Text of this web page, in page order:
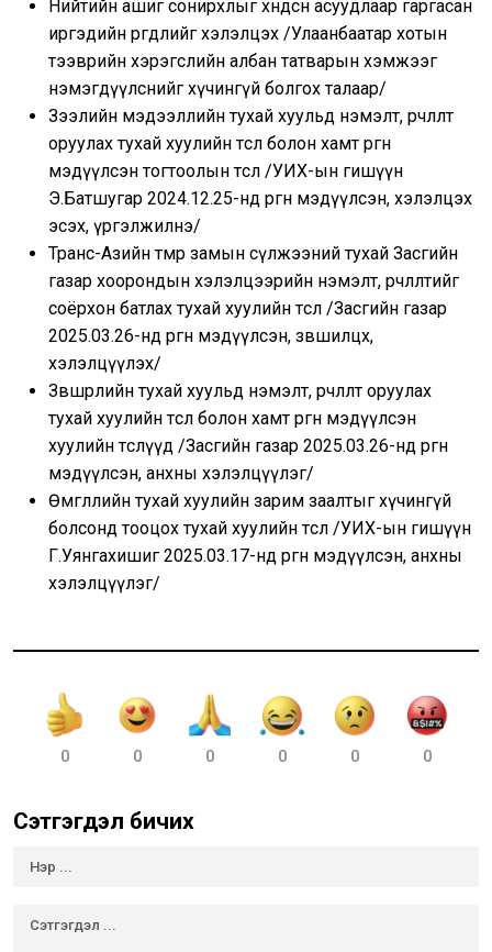
Нийтийн ашиг сонирхлыг хөндсөн асуудлаар гаргасан
иргэдийн өргөдлийг хэлэлцэх /Улаанбаатар хотын
тээврийн хэрэгслийн албан татварын хэмжээг
нэмэгдүүлснийг хүчингүй болгох талаар/
Зээлийн мэдээллийн тухай хуульд нэмэлт, өөрчлөлт
оруулах тухай хуулийн төсөл болон хамт өргөн
мэдүүлсэн тогтоолын төсөл /УИХ-ын гишүүн
Э.Батшугар 2024.12.25-нд өргөн мэдүүлсэн, хэлэлцэх
эсэх, үргэлжилнэ/
Транс-Азийн төмөр замын сүлжээний тухай Засгийн
газар хоорондын хэлэлцээрийн нэмэлт, өөрчлөлтийг
соёрхон батлах тухай хуулийн төсөл /Засгийн газар
2025.03.26-нд өргөн мэдүүлсэн, зөвшилцөх,
хэлэлцүүлэх/
Зөвшөөрлийн тухай хуульд нэмэлт, өөрчлөлт оруулах
тухай хуулийн төсөл болон хамт өргөн мэдүүлсэн
хуулийн төслүүд /Засгийн газар 2025.03.26-нд өргөн
мэдүүлсэн, анхны хэлэлцүүлэг/
Өмгөөллийн тухай хуулийн зарим заалтыг хүчингүй
болсонд тооцох тухай хуулийн төсөл /УИХ-ын гишүүн
Г.Уянгахишиг 2025.03.17-нд өргөн мэдүүлсэн, анхны
хэлэлцүүлэг/
0 0 0 0 0 0
Сэтгэгдэл бичих